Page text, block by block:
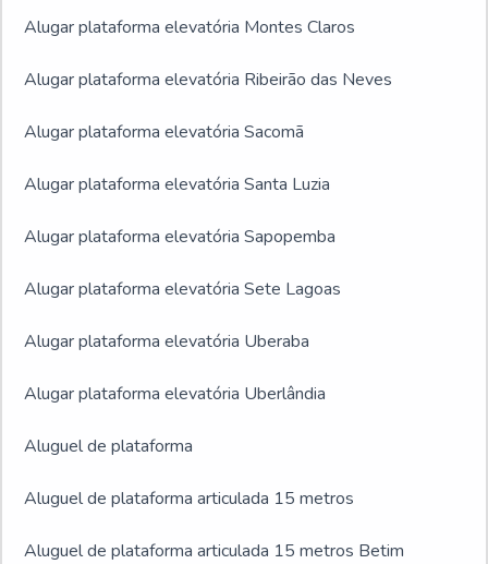
Alugar plataforma elevatória Montes Claros
Alugar plataforma elevatória Ribeirão das Neves
Alugar plataforma elevatória Sacomã
Alugar plataforma elevatória Santa Luzia
Alugar plataforma elevatória Sapopemba
Alugar plataforma elevatória Sete Lagoas
Alugar plataforma elevatória Uberaba
Alugar plataforma elevatória Uberlândia
Aluguel de plataforma
Aluguel de plataforma articulada 15 metros
Aluguel de plataforma articulada 15 metros Betim